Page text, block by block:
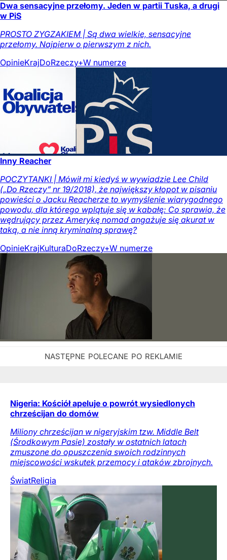
Dwa sensacyjne przełomy. Jeden w partii Tuska, a drugi
w PiS
PROSTO ZYGZAKIEM | Są dwa wielkie, sensacyjne
przełomy. Najpierw o pierwszym z nich.
OpinieKrajDoRzeczy+W numerze
Inny Reacher
POCZYTANKI | Mówił mi kiedyś w wywiadzie Lee Child
(„Do Rzeczy” nr 19/2018), że największy kłopot w pisaniu
powieści o Jacku Reacherze to wymyślenie wiarygodnego
powodu, dla którego wplątuje się w kabałę: Co sprawia, że
wędrujący przez Amerykę nomad angażuje się akurat w
taką, a nie inną kryminalną sprawę?
OpinieKrajKulturaDoRzeczy+W numerze
Nigeria: Kościół apeluje o powrót wysiedlonych
chrześcijan do domów
Miliony chrześcijan w nigeryjskim tzw. Middle Belt
(Środkowym Pasie) zostały w ostatnich latach
zmuszone do opuszczenia swoich rodzinnych
miejscowości wskutek przemocy i ataków zbrojnych.
ŚwiatReligia